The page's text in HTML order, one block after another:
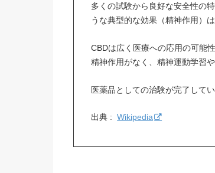
多くの試験から良好な安全性の
うな典型的な効果（精神作用）
CBDは広く医療への応用の可能
精神作用がなく、精神運動学習
医薬品としての治験が完了して
出典 :Wikipedia